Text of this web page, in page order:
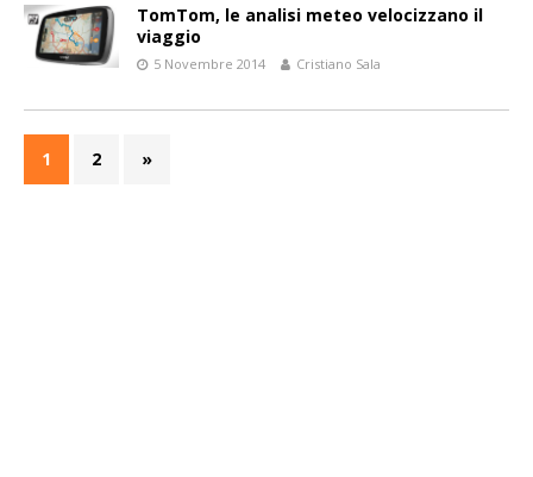
TomTom, le analisi meteo velocizzano il
viaggio
5 Novembre 2014 Cristiano Sala
1 2 »